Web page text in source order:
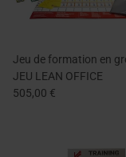
Jeu de formation en
JEU LEAN OFFICE
505,00 €